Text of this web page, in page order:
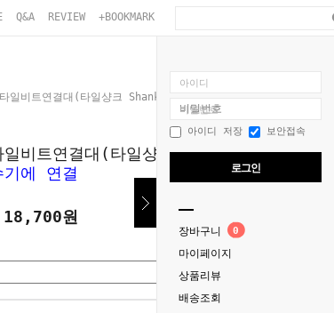
Q&A REVIEW +BOOKMARK
아이디
비밀번호
아이디 저장
보안접속
로그인
장바구니 0
마이페이지
상품리뷰
배송조회
일비트연결대(타일샹크 Shank) -
일비트연결대(타일샹크 Shank) -타일
에 연결
18,700원